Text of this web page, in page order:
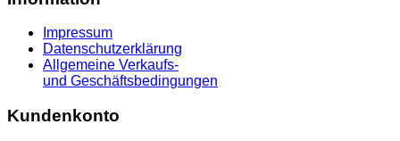
Impressum
Datenschutzerklärung
Allgemeine Verkaufs-
und Geschäftsbedingungen
Kundenkonto